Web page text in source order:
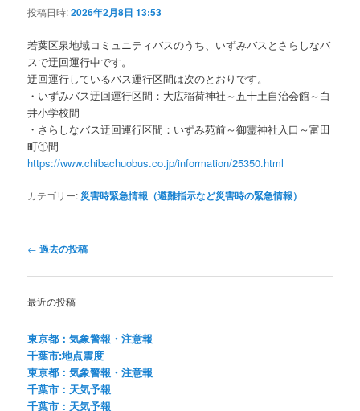
投稿日時:2026年2月8日 13:53
若葉区泉地域コミュニティバスのうち、いずみバスとさらしなバ
スで迂回運行中です。
迂回運行しているバス運行区間は次のとおりです。
・いずみバス迂回運行区間：大広稲荷神社～五十土自治会館～白
井小学校間
・さらしなバス迂回運行区間：いずみ苑前～御霊神社入口～富田
町①間
https://www.chibachuobus.co.jp/information/25350.html
カテゴリー: 災害時緊急情報（避難指示など災害時の緊急情報）
投
ナ
ビ
ー
シ
ョ
ン
← 過去の投稿
最近の投稿
東京都：気象警報・注意報
千葉市:地点震度
東京都：気象警報・注意報
千葉市：天気予報
千葉市：天気予報